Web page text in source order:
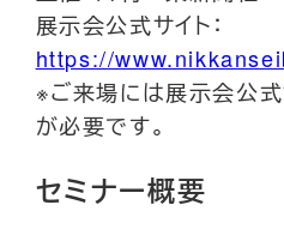
展示会公式サイト：
https://
※ご来場には展示会公式
が必要です。
セミナー概要